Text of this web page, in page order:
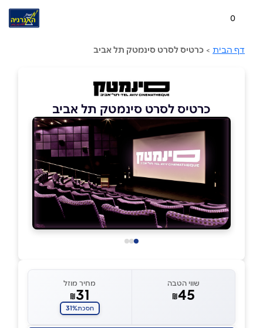
0
דף הבית > כרטיס לסרט סינמטק תל אביב
כרטיס לסרט סינמטק תל אביב
שווי הטבה
₪45
מחיר מוזל
₪31
חסכת31%